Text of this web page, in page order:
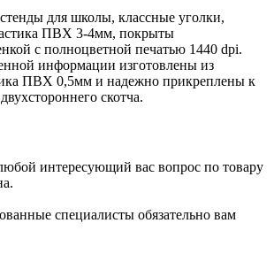
для школы, классные уголки,
ПВХ 3-4мм, покрыты
с полноцветной печатью 1440 dpi.
информации изготовлены из
ПВХ 0,5мм и надежно прикреплены к
скотча.
интересующий вас вопрос по товару
специалисты обязательно вам